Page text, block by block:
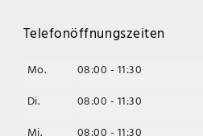
Telefonöffnungszeiten
Mo. 08:00 - 11:30
Di.
08:00 - 11:30
Mi.
08:00 - 11:30